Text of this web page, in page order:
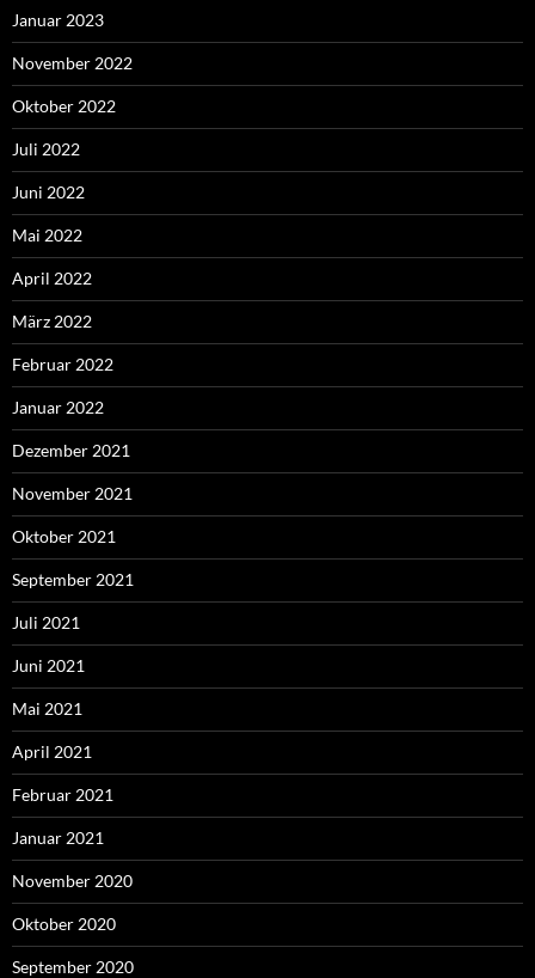
Januar 2023
November 2022
Oktober 2022
Juli 2022
Juni 2022
Mai 2022
April 2022
März 2022
Februar 2022
Januar 2022
Dezember 2021
November 2021
Oktober 2021
September 2021
Juli 2021
Juni 2021
Mai 2021
April 2021
Februar 2021
Januar 2021
November 2020
Oktober 2020
September 2020